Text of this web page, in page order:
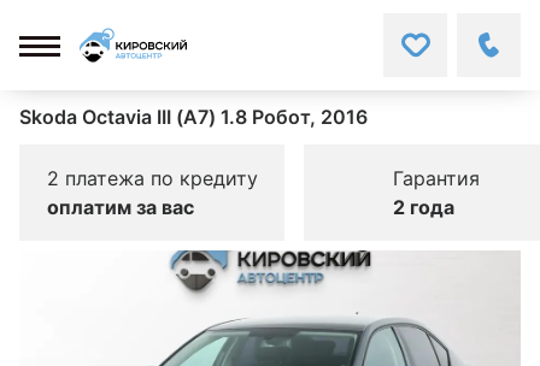
Skoda Octavia III (A7) 1.8 Робот, 2016
2 платежа по кредиту
оплатим за вас
Гарантия
2 года